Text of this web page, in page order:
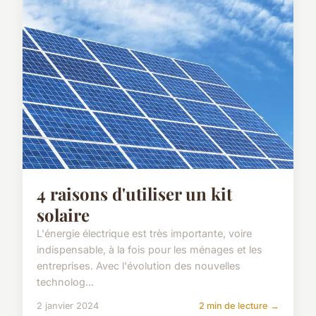
4 raisons d'utiliser un kit
solaire
L'énergie électrique est très importante, voire
indispensable, à la fois pour les ménages et les
entreprises. Avec l'évolution des nouvelles
technolog...
2 janvier 2024 2 min de lecture →